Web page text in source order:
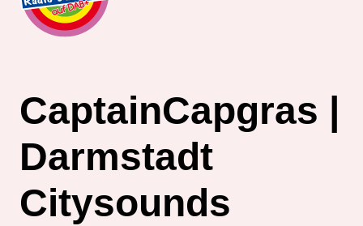
CaptainCapgras |
Darmstadt
Citysounds